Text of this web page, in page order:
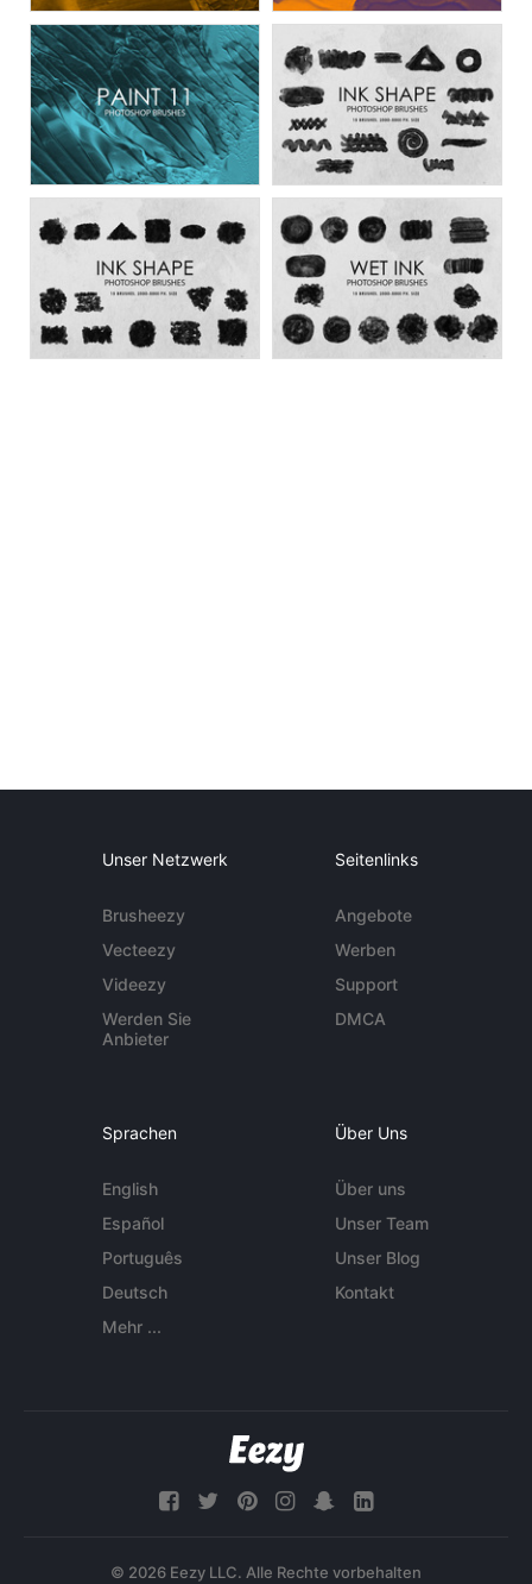
Unser Netzwerk
Brusheezy
Vecteezy
Videezy
Werden Sie
Anbieter
Seitenlinks
Angebote
Werben
Support
DMCA
Sprachen
English
Español
Português
Deutsch
Mehr ...
Über Uns
Über uns
Unser Team
Unser Blog
Kontakt
© 2026 Eezy LLC. Alle Rechte vorbehalten